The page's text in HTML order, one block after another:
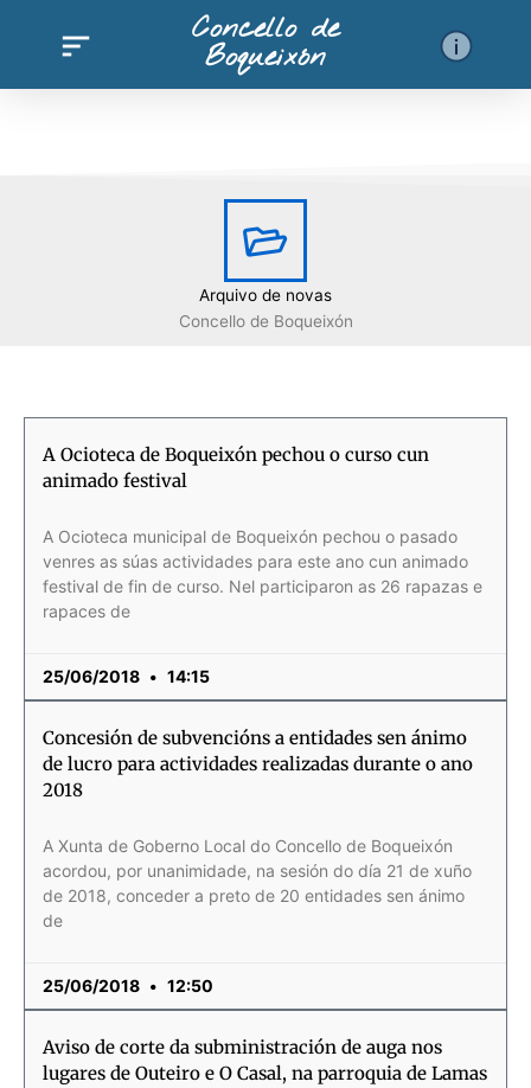
Concello de
Boqueixón
Arquivo de novas
Concello de Boqueixón
A Ocioteca de Boqueixón pechou o curso cun
animado festival
A Ocioteca municipal de Boqueixón pechou o pasado
venres as súas actividades para este ano cun animado
festival de fin de curso. Nel participaron as 26 rapazas e
rapaces de
25/06/2018 14:15
Concesión de subvencións a entidades sen ánimo
de lucro para actividades realizadas durante o ano
2018
A Xunta de Goberno Local do Concello de Boqueixón
acordou, por unanimidade, na sesión do día 21 de xuño
de 2018, conceder a preto de 20 entidades sen ánimo
de
25/06/2018 12:50
Aviso de corte da subministración de auga nos
lugares de Outeiro e O Casal, na parroquia de Lamas